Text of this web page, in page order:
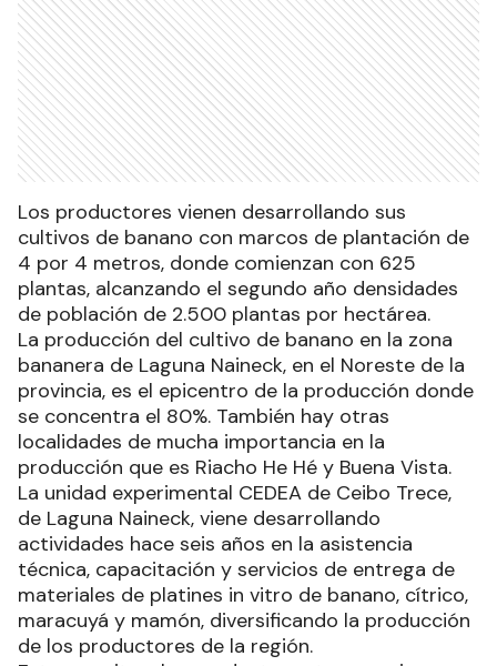
Los productores vienen desarrollando sus
cultivos de banano con marcos de plantación de
4 por 4 metros, donde comienzan con 625
plantas, alcanzando el segundo año densidades
de población de 2.500 plantas por hectárea.
La producción del cultivo de banano en la zona
bananera de Laguna Naineck, en el Noreste de la
provincia, es el epicentro de la producción donde
se concentra el 80%. También hay otras
localidades de mucha importancia en la
producción que es Riacho He Hé y Buena Vista.
La unidad experimental CEDEA de Ceibo Trece,
de Laguna Naineck, viene desarrollando
actividades hace seis años en la asistencia
técnica, capacitación y servicios de entrega de
materiales de platines in vitro de banano, cítrico,
maracuyá y mamón, diversificando la producción
de los productores de la región.